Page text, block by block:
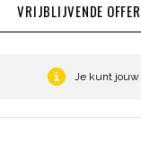
VRIJBLIJVENDE
Je kunt jouw